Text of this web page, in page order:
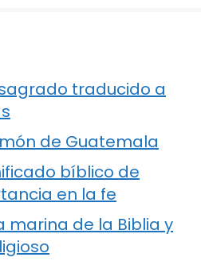
traducido a
de Guatemala
bíblico de
en la fe
marina de la Biblia y